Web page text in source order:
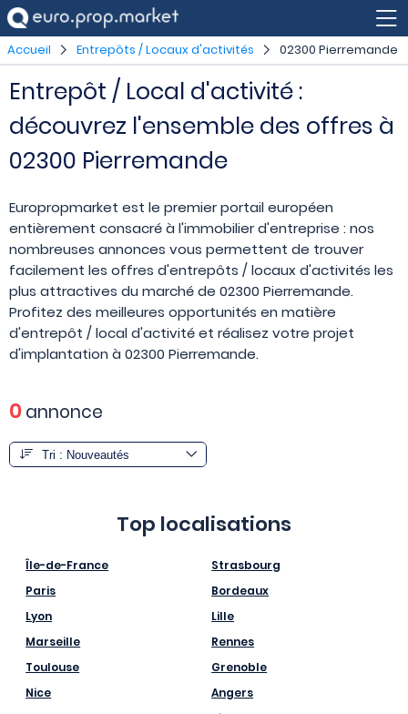
Accueil Entrepôts / Locaux d'activités 02300 Pierremande
Entrepôt / Local d'activité :
découvrez l'ensemble des offres à
02300 Pierremande
Europropmarket est le premier portail européen
entièrement consacré à l'immobilier d'entreprise : nos
nombreuses annonces vous permettent de trouver
facilement les offres d'entrepôts / locaux d'activités les
plus attractives du marché de 02300 Pierremande.
Profitez des meilleures opportunités en matière
d'entrepôt / local d'activité et réalisez votre projet
d'implantation à 02300 Pierremande.
0annonce
Top localisations
Île-de-France
Paris
Lyon
Marseille
Toulouse
Nice
Strasbourg
Bordeaux
Lille
Rennes
Grenoble
Angers